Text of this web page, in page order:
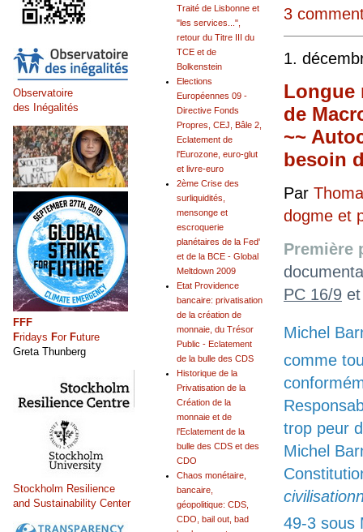
3
1.
Longue
de
~~
besoin
Par
dogme et
Première
PC 16/9
Michel
comme
trop peur
Michel
49-3 sous
Traité de Lisbonne et
"les services...",
retour du Titre III du
TCE et de
Bolkenstein
Elections
Européennes 09 -
Directive Fonds
Propres, CEJ, Bâle 2,
Eclatement de
l'Eurozone, euro-glut
et livre-euro
2ème Crise des
surliquidités,
mensonge et
escroquerie
planétaires de la Fed'
et de la BCE - Global
Meltdown 2009
Etat Providence
bancaire: privatisation
de la création de
monnaie, du Trésor
Public - Eclatement
de la bulle des CDS
Historique de la
Privatisation de la
Création de la
monnaie et de
l'Eclatement de la
bulle des CDS et des
CDO
Chaos monétaire,
bancaire,
géopolitique: CDS,
CDO, bail out, bad
Observatoire
des Inégalités
FFF
Fridays For Future
Greta Thunberg
Stockholm Resilience
and Sustainability Center